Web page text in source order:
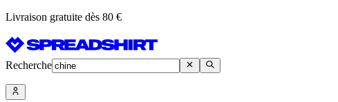
Livraison gratuite dès 80 €
Recherche